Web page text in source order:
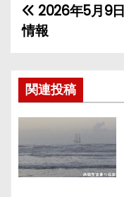
投
稿
ナ
ビ
ゲ
ー
2026年5月9
情報
関連投稿